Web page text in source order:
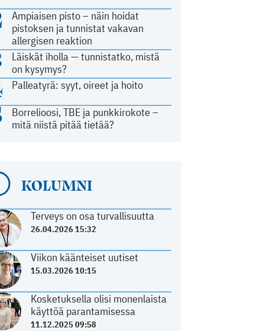
Ampiaisen pisto – näin hoidat
pistoksen ja tunnistat vakavan
allergisen reaktion
Läiskät iholla — tunnistatko, mistä
on kysymys?
Palleatyrä: syyt, oireet ja hoito
Borrelioosi, TBE ja punkkirokote –
mitä niistä pitää tietää?
KOLUMNI
Terveys on osa turvallisuutta
26.04.2026 15:32
Viikon käänteiset uutiset
15.03.2026 10:15
Kosketuksella olisi monenlaista
käyttöä parantamisessa
11.12.2025 09:58